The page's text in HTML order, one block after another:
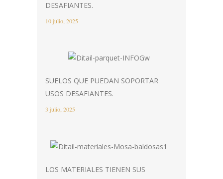
DESAFIANTES.
10 julio, 2025
SUELOS QUE PUEDAN SOPORTAR
USOS DESAFIANTES.
3 julio, 2025
LOS MATERIALES TIENEN SUS